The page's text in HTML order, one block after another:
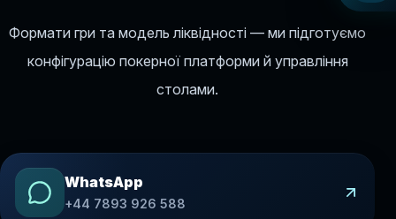
Формати гри та модель ліквідності — ми підготуємо
конфігурацію покерної платформи й управління
столами.
WhatsApp
+44 7893 926 588